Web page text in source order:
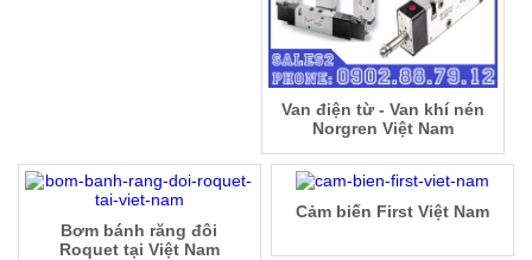
Van điện từ - Van khí nén
Norgren Việt Nam
Cảm biến First Việt Nam
Bơm bánh răng đôi
Roquet tại Việt Nam